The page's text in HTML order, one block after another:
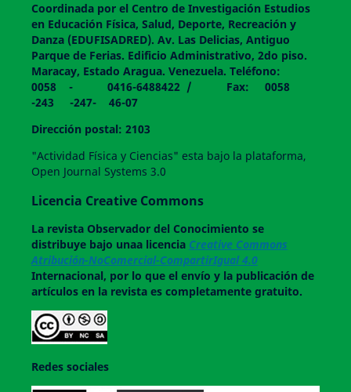
Coordinada por el Centro de Investigación Estudios
en Educación Física, Salud, Deporte, Recreación y
Danza (EDUFISADRED). Av. Las Delicias, Antiguo
Parque de Ferias. Edificio Administrativo, 2do piso.
Maracay, Estado Aragua. Venezuela. Teléfono:
0058 - 0416-6488422 / Fax: 0058
-243 -247- 46-07
Dirección postal: 2103
"Actividad Física y Ciencias" esta bajo la plataforma,
Open Journal Systems 3.0
Licencia Creative Commons
La revistaObservador del Conocimiento se
distribuye bajo unaa licencia Creative Commons
Atribución-NoComercial-CompartirIgual 4.0
Internacional, por lo que el envío y la publicación de
artículos en la revista es completamente gratuito.
Redes sociales